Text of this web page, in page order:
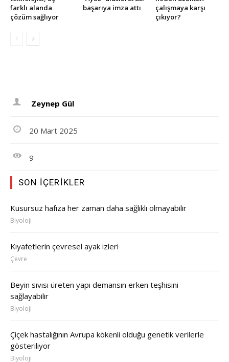
farklı alanda
çözüm sağlıyor
başarıya imza attı
çalışmaya karşı
çıkıyor?
Zeynep Gül
20 Mart 2025
9
SON İÇERIKLER
Kusursuz hafıza her zaman daha sağlıklı olmayabilir
Biyoloji
Kıyafetlerin çevresel ayak izleri
Çevre
Beyin sıvısı üreten yapı demansın erken teşhisini
sağlayabilir
Biyoloji
Çiçek hastalığının Avrupa kökenli olduğu genetik verilerle
gösteriliyor
Biyoloji